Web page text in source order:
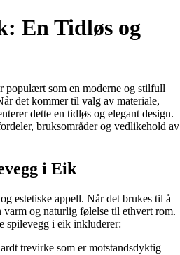
En Tidløs og
populært som en moderne og stilfull
det kommer til valg av materiale,
dette en tidløs og elegant design.
bruksområder og vedlikehold av
i Eik
estetiske appell. Når det brukes til å
og naturlig følelse til ethvert rom.
spilevegg i eik inkluderer:
trevirke som er motstandsdyktig